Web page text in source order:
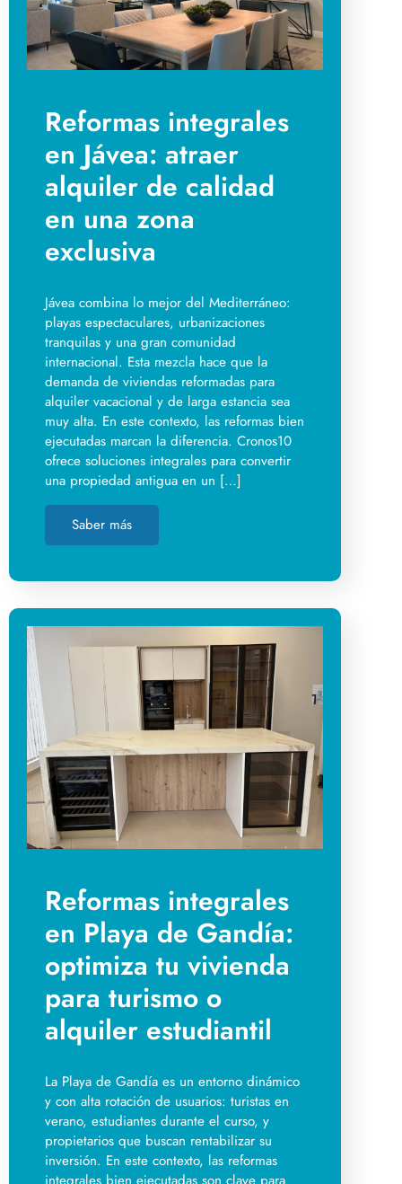
Reformas integrales
en Jávea: atraer
alquiler de calidad
en una zona
exclusiva
Jávea combina lo mejor del Mediterráneo:
playas espectaculares, urbanizaciones
tranquilas y una gran comunidad
internacional. Esta mezcla hace que la
demanda de viviendas reformadas para
alquiler vacacional y de larga estancia sea
muy alta. En este contexto, las reformas bien
ejecutadas marcan la diferencia. Cronos10
ofrece soluciones integrales para convertir
una propiedad antigua en un […]
Saber más
Reformas integrales
en Playa de Gandía:
optimiza tu vivienda
para turismo o
alquiler estudiantil
La Playa de Gandía es un entorno dinámico
y con alta rotación de usuarios: turistas en
verano, estudiantes durante el curso, y
propietarios que buscan rentabilizar su
inversión. En este contexto, las reformas